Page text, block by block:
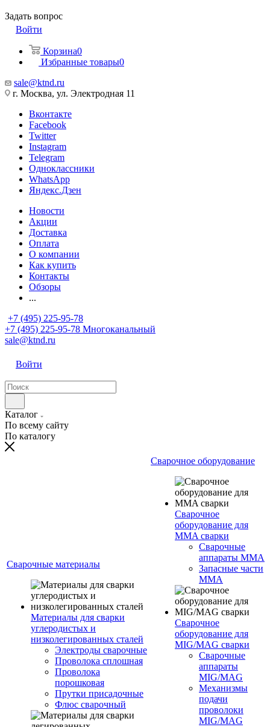
Задать вопрос
Войти
Корзина0
Избранные товары0
sale@ktnd.ru
г. Москва, ул. Электродная 11
Вконтакте
Facebook
Twitter
Instagram
Telegram
Одноклассники
WhatsApp
Яндекс.Дзен
Новости
Акции
Доставка
Оплата
О компании
Как купить
Контакты
Обзоры
...
+7 (495) 225-95-78
+7 (495) 225-95-78 Многоканальный
sale@ktnd.ru
Войти
Каталог
По всему сайту
По каталогу
Сварочные материалы
Материалы для сварки
углеродистых и
низколегированных сталей
Электроды сварочные
Проволока сплошная
Проволока
порошковая
Прутки присадочные
Флюс сварочный
Сварочное оборудование
Сварочное
оборудование для
MMA сварки
Сварочные
аппараты MMA
Запасные части
MMA
Сварочное
оборудование для
MIG/MAG сварки
Сварочные
аппараты
MIG/MAG
Механизмы
подачи
проволоки
MIG/MAG